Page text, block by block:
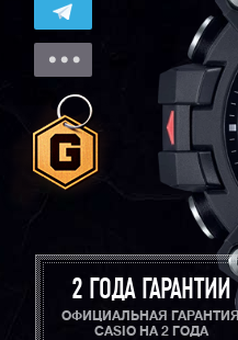
2 ГОДА ГАРАНТИИ
ОФИЦИАЛЬНАЯ ГАРАНТИЯ
CASIO НА 2 ГОДА